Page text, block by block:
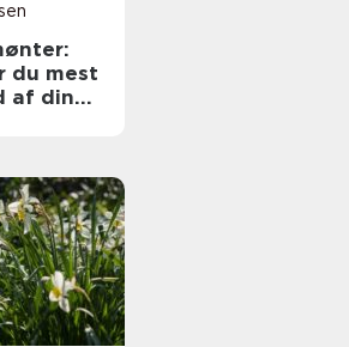
du mest
af din